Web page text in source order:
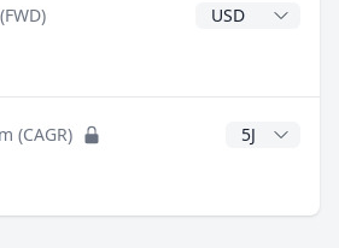
(CAGR) CAGR Jahre